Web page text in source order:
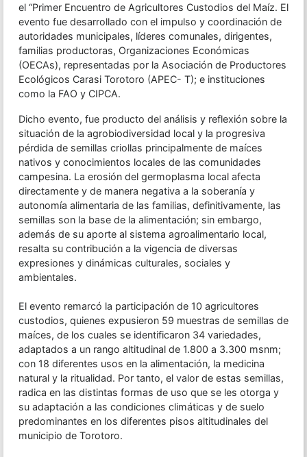
el “Primer Encuentro de Agricultores Custodios del Maíz. El
evento fue desarrollado con el impulso y coordinación de
autoridades municipales, líderes comunales, dirigentes,
familias productoras, Organizaciones Económicas
(OECAs), representadas por la Asociación de Productores
Ecológicos Carasi Torotoro (APEC- T); e instituciones
como la FAO y CIPCA.
Dicho evento, fue producto del análisis y reflexión sobre la
situación de la agrobiodiversidad local y la progresiva
pérdida de semillas criollas principalmente de maíces
nativos y conocimientos locales de las comunidades
campesina. La erosión del germoplasma local afecta
directamente y de manera negativa a la soberanía y
autonomía alimentaria de las familias, definitivamente, las
semillas son la base de la alimentación; sin embargo,
además de su aporte al sistema agroalimentario local,
resalta su contribución a la vigencia de diversas
expresiones y dinámicas culturales, sociales y
ambientales.
El evento remarcó la participación de 10 agricultores
custodios, quienes expusieron 59 muestras de semillas de
maíces, de los cuales se identificaron 34 variedades,
adaptados a un rango altitudinal de 1.800 a 3.300 msnm;
con 18 diferentes usos en la alimentación, la medicina
natural y la ritualidad. Por tanto, el valor de estas semillas,
radica en las distintas formas de uso que se les otorga y
su adaptación a las condiciones climáticas y de suelo
predominantes en los diferentes pisos altitudinales del
municipio de Torotoro.